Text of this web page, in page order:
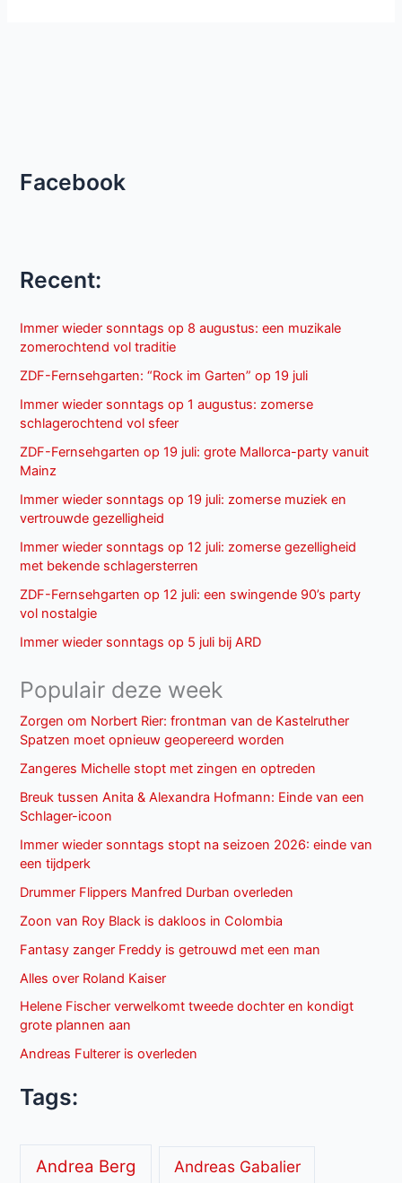
Facebook
Recent:
Immer wieder sonntags op 8 augustus: een muzikale
zomerochtend vol traditie
ZDF-Fernsehgarten: “Rock im Garten” op 19 juli
Immer wieder sonntags op 1 augustus: zomerse
schlagerochtend vol sfeer
ZDF-Fernsehgarten op 19 juli: grote Mallorca-party vanuit
Mainz
Immer wieder sonntags op 19 juli: zomerse muziek en
vertrouwde gezelligheid
Immer wieder sonntags op 12 juli: zomerse gezelligheid
met bekende schlagersterren
ZDF-Fernsehgarten op 12 juli: een swingende 90’s party
vol nostalgie
Immer wieder sonntags op 5 juli bij ARD
Populair deze week
Zorgen om Norbert Rier: frontman van de Kastelruther
Spatzen moet opnieuw geopereerd worden
Zangeres Michelle stopt met zingen en optreden
Breuk tussen Anita & Alexandra Hofmann: Einde van een
Schlager-icoon
Immer wieder sonntags stopt na seizoen 2026: einde van
een tijdperk
Drummer Flippers Manfred Durban overleden
Zoon van Roy Black is dakloos in Colombia
Fantasy zanger Freddy is getrouwd met een man
Alles over Roland Kaiser
Helene Fischer verwelkomt tweede dochter en kondigt
grote plannen aan
Andreas Fulterer is overleden
Tags:
Andrea Berg Andreas Gabalier